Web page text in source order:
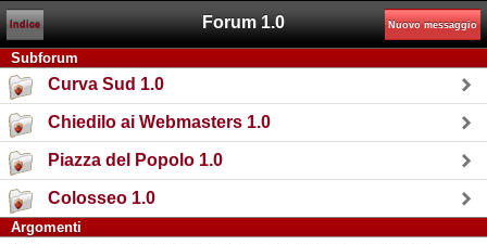
Forum 1.0
Indice Nuovo messaggio
Subforum
Curva Sud 1.0
Chiedilo ai Webmasters 1.0
Piazza del Popolo 1.0
Colosseo 1.0
Argomenti